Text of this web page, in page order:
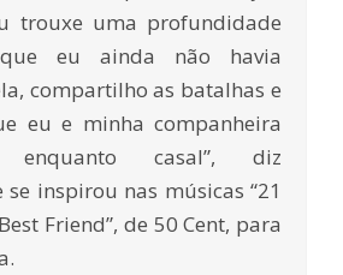
trouxe uma profundidade
eu ainda não havia
compartilho as batalhas e
eu e minha companheira
enquanto casal”, diz
inspirou nas músicas “21
Friend”, de 50 Cent, para